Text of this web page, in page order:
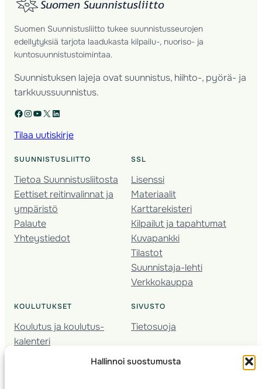
Hallinnoi suostumusta
Suomen Suunnistusliitto tukee suunnistusseurojen
edellytyksiä tarjota laadukasta kilpailu-, nuoriso- ja
kuntosuunnistustoimintaa.
Suunnistuksen lajeja ovat suunnistus, hiihto-, pyörä- ja
tarkkuussuunnistus.
Facebook Instagram YouTube X LinkedIn
Tilaa uutiskirje
SUUNNISTUSLIITTO
Tietoa Suunnistusliitosta
Eettiset reitinvalinnat ja
ympäristö
Palaute
Yhteystiedot
SSL
Lisenssi
Materiaalit
Karttarekisteri
Kilpailut ja tapahtumat
Kuvapankki
Tilastot
Suunnistaja-lehti
Verkkokauppa
KOULUTUKSET
Koulutus ja koulutus­
kalenteri
Nuorison koulutukset
SIVUSTO
Tietosuoja